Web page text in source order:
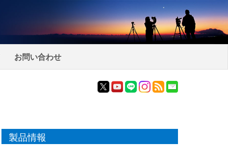
お問い合わせ
製品情報